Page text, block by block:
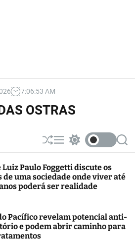
7:06:54 AM
OSTRAS
S
h
ff
l
e
M
e
u
w
t
c
h
o
r
S
e
c
Paulo Foggetti discute os
de uma sociedade onde viver até
poderá ser realidade
Pacífico revelam potencial anti-
e podem abrir caminho para